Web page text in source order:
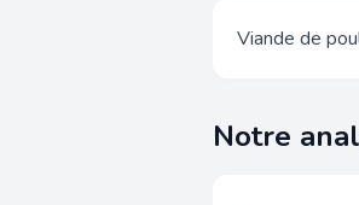
Viande de
Notre